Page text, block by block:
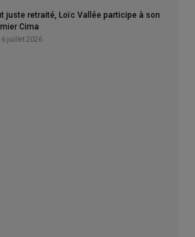
juste retraité, Loïc Vallée participe à son
Cima
juillet 2026